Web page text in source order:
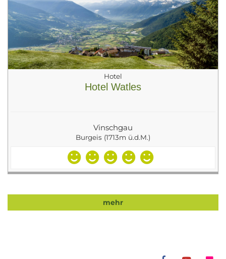
Hotel
Hotel Watles
Vinschgau
Burgeis (1713m ü.d.M.)
mehr